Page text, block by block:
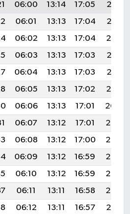
06:00 13:14 17:05
20:17
06:01 13:13 17:04
20:16
06:02 13:13 17:04
20:14
06:03 13:13 17:03
20:13
06:04 13:13 17:03
20:12
06:05 13:13 17:02
20:10
06:06 13:13 17:01
20:09
06:07 13:12 17:01
20:08
06:08 13:12 17:00
20:06
06:09 13:12 16:59
20:05
06:10 13:12 16:59
20:03
06:11 13:11 16:58
20:02
06:12 13:11 16:57
20:01